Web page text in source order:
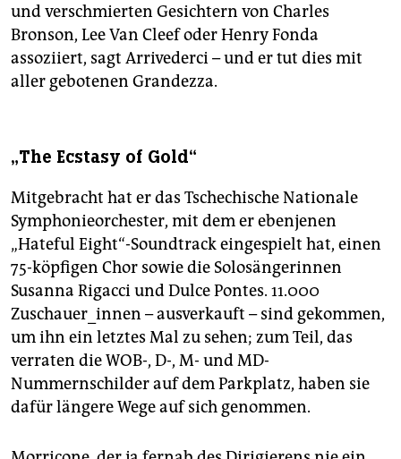
und verschmierten Gesichtern von Charles
Bronson, Lee Van Cleef oder Henry Fonda
assoziiert, sagt Arrivederci – und er tut dies mit
aller gebotenen Grandezza.
„The Ecstasy of Gold“
Mitgebracht hat er das Tschechische Nationale
Symphonieorchester, mit dem er ebenjenen
„Hateful Eight“-Soundtrack eingespielt hat, einen
75-köpfigen Chor sowie die Solosängerinnen
Susanna Rigacci und Dulce Pontes. 11.000
Zuschauer_innen – ausverkauft – sind gekommen,
um ihn ein letztes Mal zu sehen; zum Teil, das
verraten die WOB-, D-, M- und MD-
Nummernschilder auf dem Parkplatz, haben sie
dafür längere Wege auf sich genommen.